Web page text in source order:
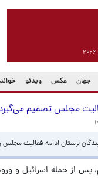
جهان عکس ویدئو
مجلس تصمیم
لرستان ادامه فعالیت مجلس
پس از حمله اسرائیل و